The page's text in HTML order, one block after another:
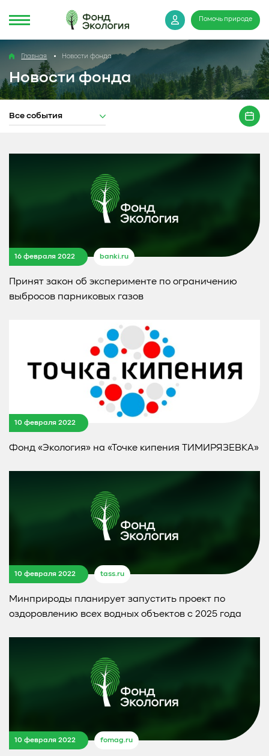
Помочь природе
Главная Новости фонда
Новости фонда
Все события
16 февраля 2022 banki.ru
Принят закон об эксперименте по ограничению
выбросов парниковых газов
10 февраля 2022
Фонд «Экология» на «Точке кипения ТИМИРЯЗЕВКА»
10 февраля 2022 tass.ru
Минприроды планирует запустить проект по
оздоровлению всех водных объектов с 2025 года
10 февраля 2022 fomag.ru